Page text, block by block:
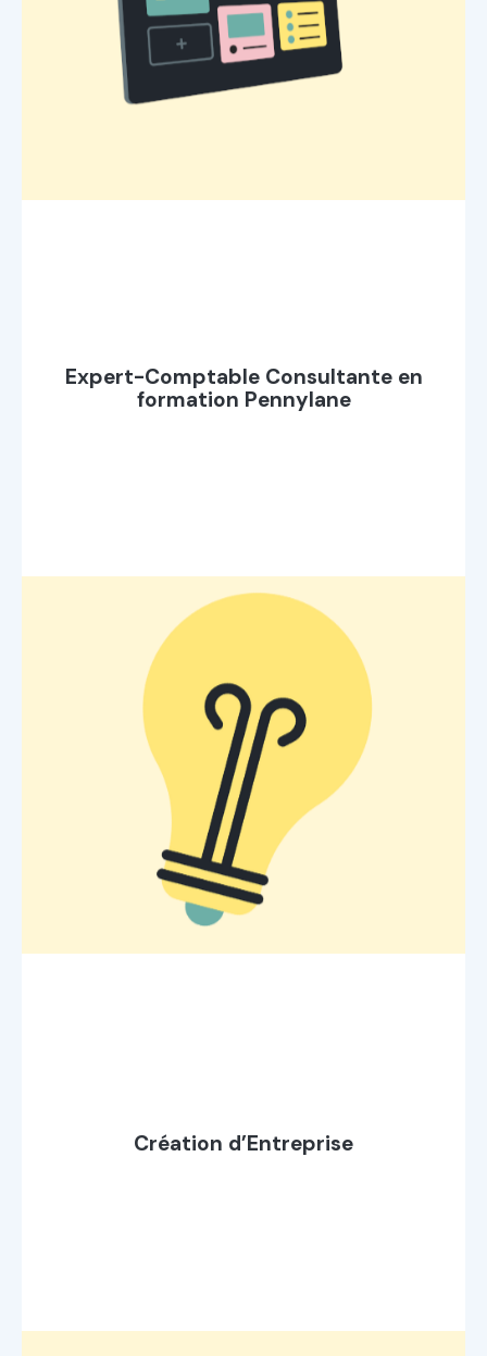
Expert-Comptable Consultante en
formation Pennylane
Création d’Entreprise